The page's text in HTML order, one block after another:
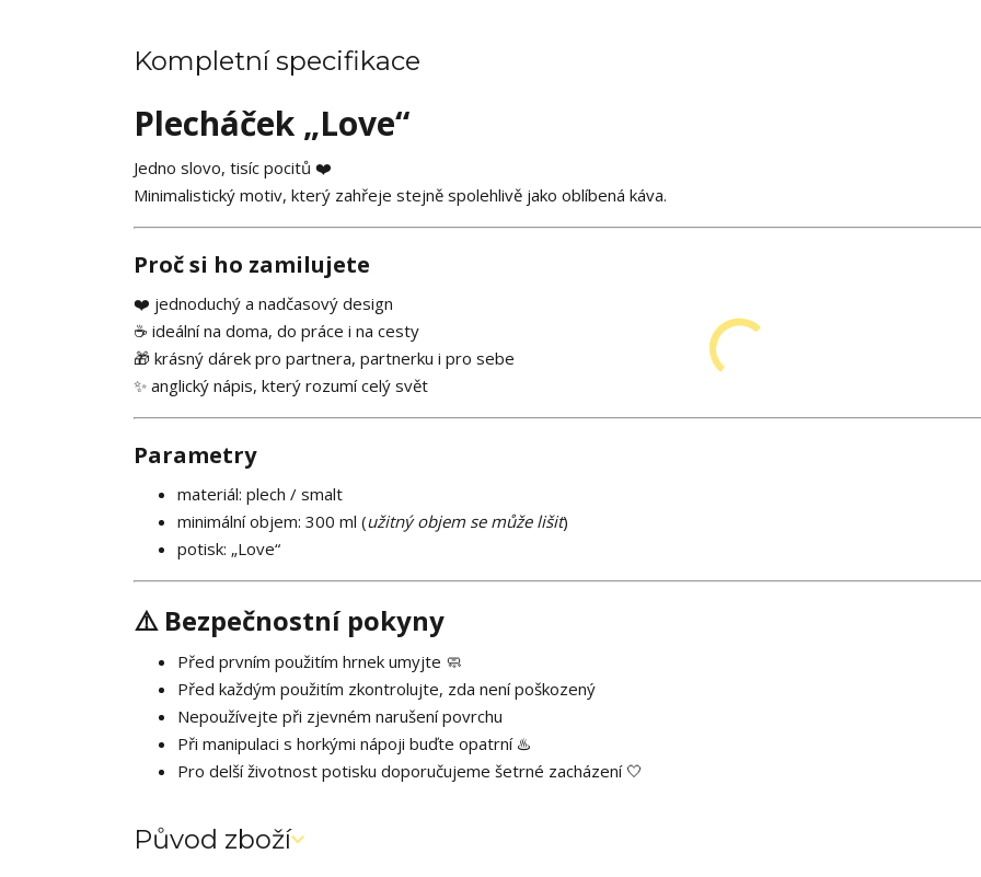
Kompletní specifikace
Plecháček „Love“
Jedno slovo, tisíc pocitů ❤️
Minimalistický motiv, který zahřeje stejně spolehlivě jako oblíbená káva.
Proč si ho zamilujete
❤️ jednoduchý a nadčasový design
☕ ideální na doma, do práce i na cesty
🎁 krásný dárek pro partnera, partnerku i pro sebe
✨ anglický nápis, který rozumí celý svět
Parametry
materiál: plech / smalt
minimální objem: 300 ml (užitný objem se může lišit)
potisk: „Love“
⚠️ Bezpečnostní pokyny
Před prvním použitím hrnek umyjte 🧼
Před každým použitím zkontrolujte, zda není poškozený
Nepoužívejte při zjevném narušení povrchu
Při manipulaci s horkými nápoji buďte opatrní ♨️
Pro delší životnost potisku doporučujeme šetrné zacházení 🤍
Původ zboží